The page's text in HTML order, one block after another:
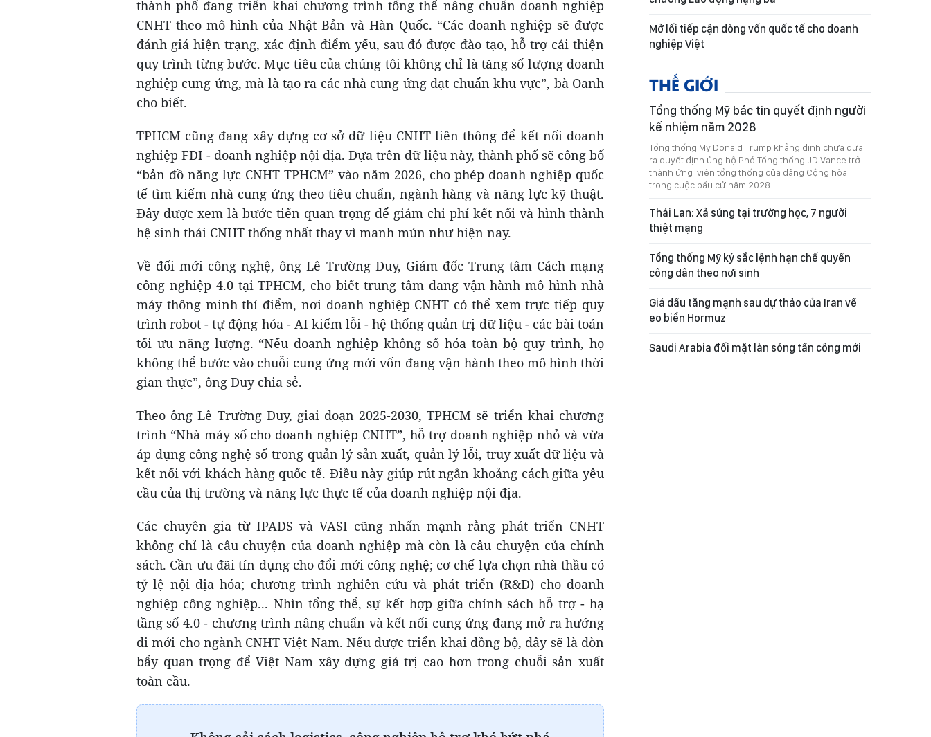
thành phố đang triển khai chương trình tổng thể nâng chuẩn doanh nghiệp
CNHT theo mô hình của Nhật Bản và Hàn Quốc. “Các doanh nghiệp sẽ được
đánh giá hiện trạng, xác định điểm yếu, sau đó được đào tạo, hỗ trợ cải thiện
quy trình từng bước. Mục tiêu của chúng tôi không chỉ là tăng số lượng doanh
nghiệp cung ứng, mà là tạo ra các nhà cung ứng đạt chuẩn khu vực”, bà Oanh
cho biết.
TPHCM cũng đang xây dựng cơ sở dữ liệu CNHT liên thông để kết nối doanh
nghiệp FDI - doanh nghiệp nội địa. Dựa trên dữ liệu này, thành phố sẽ công bố
“bản đồ năng lực CNHT TPHCM” vào năm 2026, cho phép doanh nghiệp quốc
tế tìm kiếm nhà cung ứng theo tiêu chuẩn, ngành hàng và năng lực kỹ thuật.
Đây được xem là bước tiến quan trọng để giảm chi phí kết nối và hình thành
hệ sinh thái CNHT thống nhất thay vì manh mún như hiện nay.
Về đổi mới công nghệ, ông Lê Trường Duy, Giám đốc Trung tâm Cách mạng
công nghiệp 4.0 tại TPHCM, cho biết trung tâm đang vận hành mô hình nhà
máy thông minh thí điểm, nơi doanh nghiệp CNHT có thể xem trực tiếp quy
trình robot - tự động hóa - AI kiểm lỗi - hệ thống quản trị dữ liệu - các bài toán
tối ưu năng lượng. “Nếu doanh nghiệp không số hóa toàn bộ quy trình, họ
không thể bước vào chuỗi cung ứng mới vốn đang vận hành theo mô hình thời
gian thực”, ông Duy chia sẻ.
Theo ông Lê Trường Duy, giai đoạn 2025-2030, TPHCM sẽ triển khai chương
trình “Nhà máy số cho doanh nghiệp CNHT”, hỗ trợ doanh nghiệp nhỏ và vừa
áp dụng công nghệ số trong quản lý sản xuất, quản lý lỗi, truy xuất dữ liệu và
kết nối với khách hàng quốc tế. Điều này giúp rút ngắn khoảng cách giữa yêu
cầu của thị trường và năng lực thực tế của doanh nghiệp nội địa.
Các chuyên gia từ IPADS và VASI cũng nhấn mạnh rằng phát triển CNHT
không chỉ là câu chuyện của doanh nghiệp mà còn là câu chuyện của chính
sách. Cần ưu đãi tín dụng cho đổi mới công nghệ; cơ chế lựa chọn nhà thầu có
tỷ lệ nội địa hóa; chương trình nghiên cứu và phát triển (R&D) cho doanh
nghiệp công nghiệp... Nhìn tổng thể, sự kết hợp giữa chính sách hỗ trợ - hạ
tầng số 4.0 - chương trình nâng chuẩn và kết nối cung ứng đang mở ra hướng
đi mới cho ngành CNHT Việt Nam. Nếu được triển khai đồng bộ, đây sẽ là đòn
bẩy quan trọng để Việt Nam xây dựng giá trị cao hơn trong chuỗi sản xuất
toàn cầu.
Mở lối tiếp cận dòng vốn quốc tế cho doanh
nghiệp Việt
THẾ GIỚI
Tổng thống Mỹ bác tin quyết định người
kế nhiệm năm 2028
Tổng thống Mỹ Donald Trump khẳng định chưa đưa
ra quyết định ủng hộ Phó Tổng thống JD Vance trở
thành ứng viên tổng thống của đảng Cộng hòa
trong cuộc bầu cử năm 2028.
Thái Lan: Xả súng tại trường học, 7 người
thiệt mạng
Tổng thống Mỹ ký sắc lệnh hạn chế quyền
công dân theo nơi sinh
Giá dầu tăng mạnh sau dự thảo của Iran về
eo biển Hormuz
Saudi Arabia đối mặt làn sóng tấn công mới